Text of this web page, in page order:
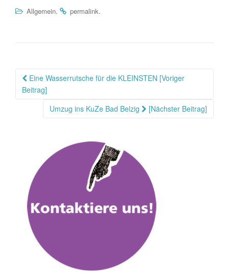
Allgemein. permalink.
Beitragsnavigation
Eine Wasserrutsche für die KLEINSTEN [Voriger
Beitrag]
Umzug ins KuZe Bad Belzig
[Nächster Beitrag]